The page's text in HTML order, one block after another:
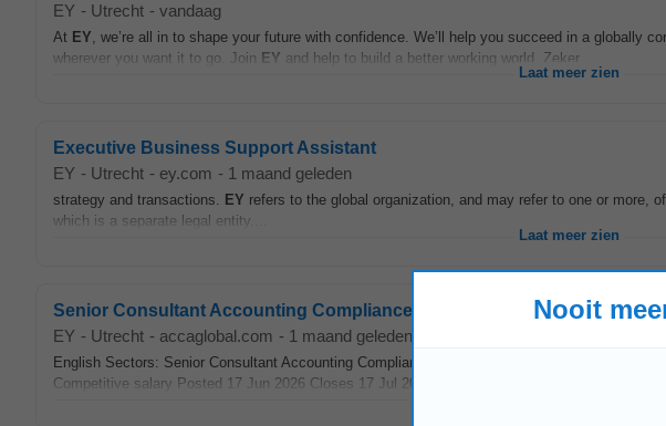
EY - Utrecht - vandaag
At EY, we’re all in to shape your future with confidence. We’ll help you succeed in a globally
wherever you want it to go. Join EY and help to build a better working world. Zeker...
Laat meer zien
Executive Business Support Assistant
EY - Utrecht - ey.com - 1 maand geleden
strategy and transactions. EY refers to the global organization, and may refer to one or more,
which is a separate legal entity....
Laat meer zien
Senior Consultant Accounting Compliance and Reporting
EY - Utrecht - accaglobal.com - 1 maand geleden
English Sectors: Senior Consultant Accounting Compliance and Reporting (Utrecht, Zwolle,
Competitive salary Posted 17 Jun 2026 Closes 17 Jul 2026 Reference 1651323 At
Nooit